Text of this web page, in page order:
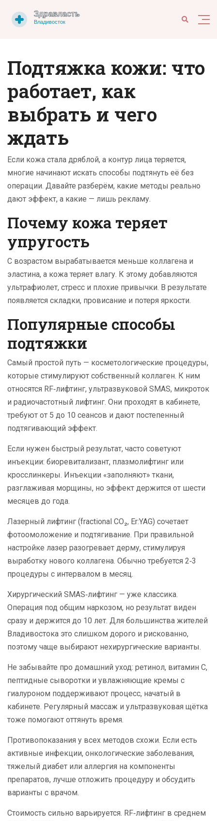
Подтяжка кожи: что
работает, как
выбрать и чего
ждать
Если кожа стала дряблой, а контур лица теряется,
многие начинают искать способы подтянуть её без
операции. Давайте разберём, какие методы реально
дают эффект, а какие — лишь рекламу.
Почему кожа теряет
упругость
С возрастом вырабатывается меньше коллагена и
эластина, а кожа теряет влагу. К этому добавляются
ультрафиолет, стресс и плохие привычки. В результате
появляется складки, провисание и потеря яркости.
Популярные способы
подтяжки
Самый простой путь — косметологические процедуры,
которые стимулируют собственный коллаген. К ним
относятся RF‑лифтинг, ультразвуковой SMAS, микроток
и радиочастотный лифтинг. Они проходят в кабинете,
требуют от 5 до 10 сеансов и дают постепенный
подтягивающий эффект.
Если нужен быстрый результат, часто советуют
инъекции: биоревитализант, плазмолифтинг или
кросслинкеры. Инъекции «заполняют» ткани,
разглаживая морщины, но эффект держится от шести
месяцев до года.
Лазерный лифтинг (fractional CO₂, Er:YAG) сочетает
фотоомоложение и подтягивание. При правильной
настройке лазер разогревает дерму, стимулируя
выработку нового коллагена. Обычно требуется 2‑3
процедуры с интервалом в месяц.
Хирургический SMAS‑лифтинг — уже классика.
Операция под общим наркозом, но результат виден
сразу и держится до 10 лет. Для большинства жителей
Владивостока это слишком дорого и рискованно,
поэтому чаще выбирают нехирургические варианты.
Не забывайте про домашний уход: ретинол, витамин C,
пептидные сыворотки и увлажняющие кремы с
гиалуроном поддерживают процесс, начатый в
кабинете. Регулярный массаж и ультразвуковая щётка
тоже помогают оттянуть время.
Противопоказания у всех методов схожи. Если есть
активные инфекции, онкологические заболевания,
тяжелый диабет или аллергия на компоненты
препаратов, лучше отложить процедуру и обсудить
варианты с врачом.
Стоимость сильно варьируется. RF‑лифтинг в среднем